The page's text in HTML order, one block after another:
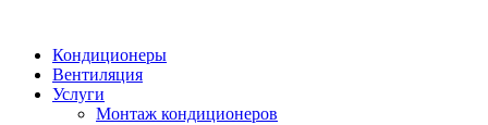
Кондиционеры
Вентиляция
Услуги
Монтаж кондиционеров